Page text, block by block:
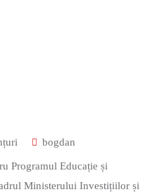
bogdan
Programul Educație și
Ministerului Investițiilor și